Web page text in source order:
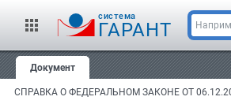
cистема
ГАРАНТ
Документ
СПРАВКА О ФЕДЕРАЛЬНОМ ЗАКОНЕ ОТ